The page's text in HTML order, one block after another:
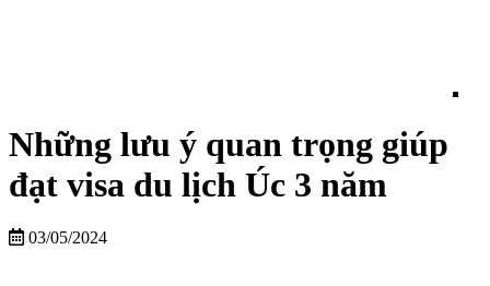
Những lưu ý quan trọng giúp
đạt visa du lịch Úc 3 năm
03/05/2024